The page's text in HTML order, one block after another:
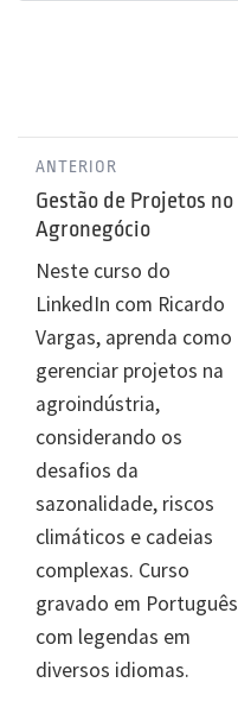
ANTERIOR
Gestão de Projetos no
Agronegócio
Neste curso do
LinkedIn com Ricardo
Vargas, aprenda como
gerenciar projetos na
agroindústria,
considerando os
desafios da
sazonalidade, riscos
climáticos e cadeias
complexas. Curso
gravado em Português
com legendas em
diversos idiomas.